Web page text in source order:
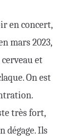
en concert,
mars 2023,
et
On est
très fort,
dégage. Ils